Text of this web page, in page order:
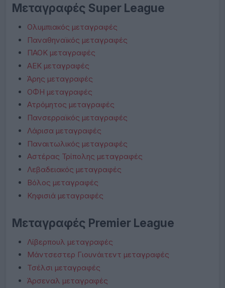
Μεταγραφές Super League
Ολυμπιακός μεταγραφές
Παναθηναϊκός μεταγραφές
ΠΑΟΚ μεταγραφές
ΑΕΚ μεταγραφές
Άρης μεταγραφές
ΟΦΗ μεταγραφές
Ατρόμητος μεταγραφές
Πανσερραϊκός μεταγραφές
Λάρισα μεταγραφές
Παναιτωλικός μεταγραφές
Αστέρας Τρίπολης μεταγραφές
Λεβαδειακός μεταγραφές
Βόλος μεταγραφές
Κηφισιά μεταγραφές
Μεταγραφές Premier League
Λίβερπουλ μεταγραφές
Μάντσεστερ Γιουνάιτεντ μεταγραφές
Τσέλσι μεταγραφές
Άρσεναλ μεταγραφές